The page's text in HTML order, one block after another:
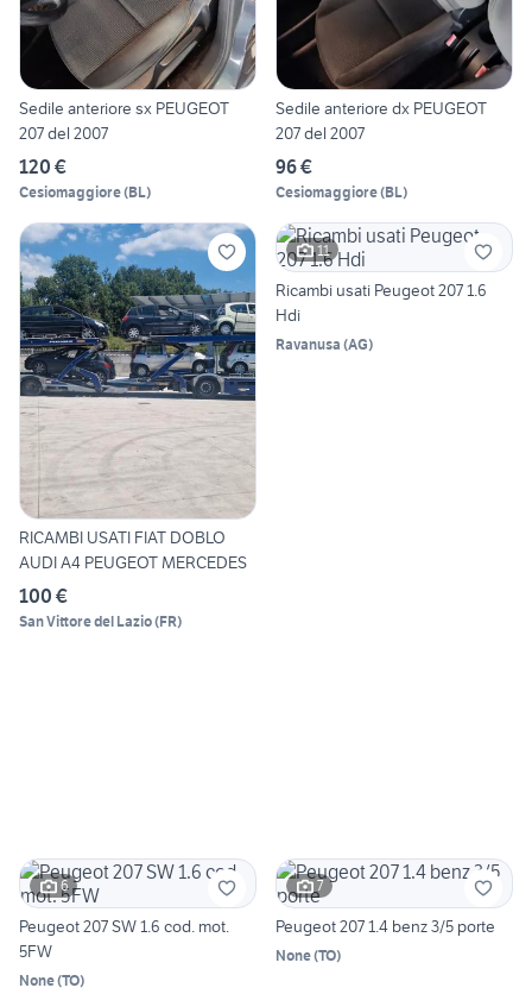
Sedile anteriore sx PEUGEOT
207 del 2007
120 €
Cesiomaggiore(BL)
Sedile anteriore dx PEUGEOT
207 del 2007
96 €
Cesiomaggiore(BL)
RICAMBI USATI FIAT DOBLO
AUDI A4 PEUGEOT MERCEDES
100 €
San Vittore del Lazio(FR)
11
Ricambi usati Peugeot 207 1.6
Hdi
Ravanusa (AG)
6
Peugeot 207 SW 1.6 cod. mot.
5FW
None(TO)
7
Peugeot 207 1.4 benz 3/5 porte
None(TO)